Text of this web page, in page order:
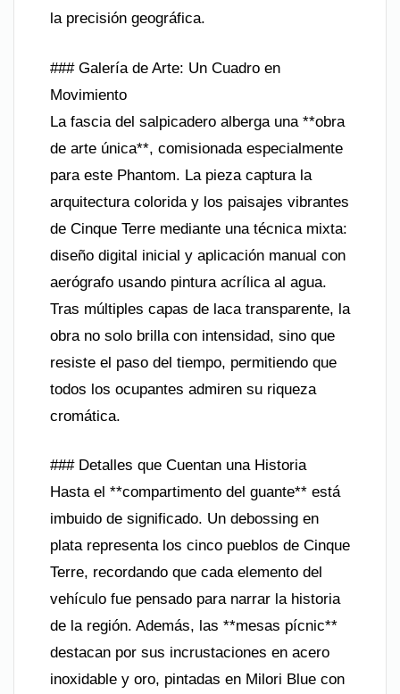
la precisión geográfica.
### Galería de Arte: Un Cuadro en
Movimiento
La fascia del salpicadero alberga una **obra
de arte única**, comisionada especialmente
para este Phantom. La pieza captura la
arquitectura colorida y los paisajes vibrantes
de Cinque Terre mediante una técnica mixta:
diseño digital inicial y aplicación manual con
aerógrafo usando pintura acrílica al agua.
Tras múltiples capas de laca transparente, la
obra no solo brilla con intensidad, sino que
resiste el paso del tiempo, permitiendo que
todos los ocupantes admiren su riqueza
cromática.
### Detalles que Cuentan una Historia
Hasta el **compartimento del guante** está
imbuido de significado. Un debossing en
plata representa los cinco pueblos de Cinque
Terre, recordando que cada elemento del
vehículo fue pensado para narrar la historia
de la región. Además, las **mesas pícnic**
destacan por sus incrustaciones en acero
inoxidable y oro, pintadas en Milori Blue con